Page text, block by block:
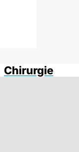
Chirurgie